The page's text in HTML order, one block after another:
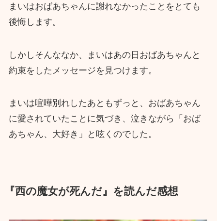
まいはおばあちゃんに謝れなかったことをとても
後悔します。
しかしそんななか、まいはあの日おばあちゃんと
約束をしたメッセージを見つけます。
まいは喧嘩別れしたあともずっと、おばあちゃん
に愛されていたことに気づき、泣きながら「おば
あちゃん、大好き」と呟くのでした。
『西の魔女が死んだ』を読んだ感想